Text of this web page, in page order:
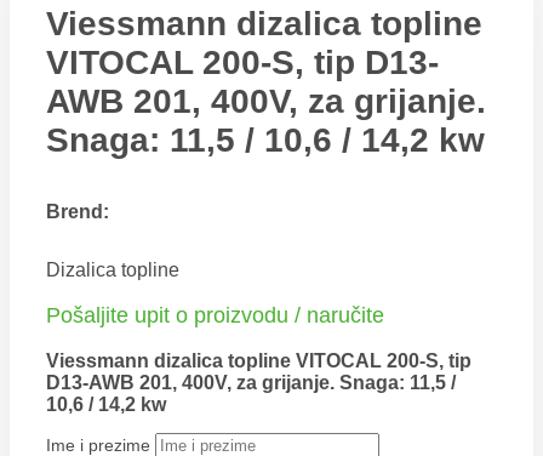
Viessmann dizalica topline
VITOCAL 200-S, tip D13-
AWB 201, 400V, za grijanje.
Snaga: 11,5 / 10,6 / 14,2 kw
Brend:
Dizalica topline
Pošaljite upit o proizvodu / naručite
Viessmann dizalica topline VITOCAL 200-S, tip
D13-AWB 201, 400V, za grijanje. Snaga: 11,5 /
10,6 / 14,2 kw
Ime i prezime